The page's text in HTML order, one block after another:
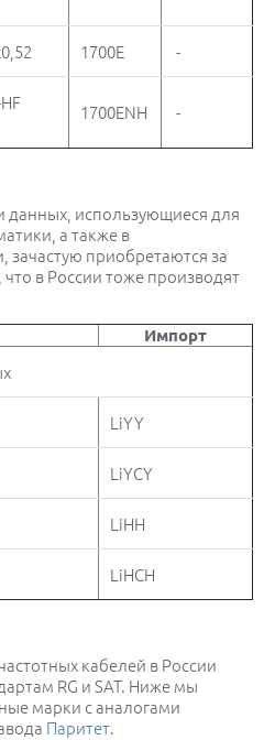
1700E -
1700ENH -
данных, использующиеся для
а также в
приобретаются за
в России тоже производят
Импорт
LiYY
LiYCY
LiHH
LiHCH
кабелей в России
RG и SAT. Ниже мы
марки с аналогами
Паритет.